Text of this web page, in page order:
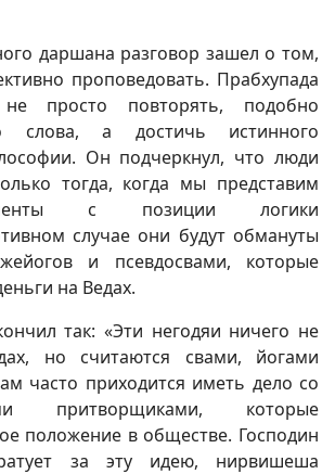
даршана разговор зашел о том,
проповедовать. Прабхупада
просто повторять, подобно
слова, а достичь истинного
Он подчеркнул, что люди
тогда, когда мы представим
с позиции логики
случае они будут обмануты
и псевдосвами, которые
на Ведах.
так: «Эти негодяи ничего не
но считаются свами, йогами
часто приходится иметь дело со
притворщиками, которые
положение в обществе. Господин
за эту идею, нирвишеша